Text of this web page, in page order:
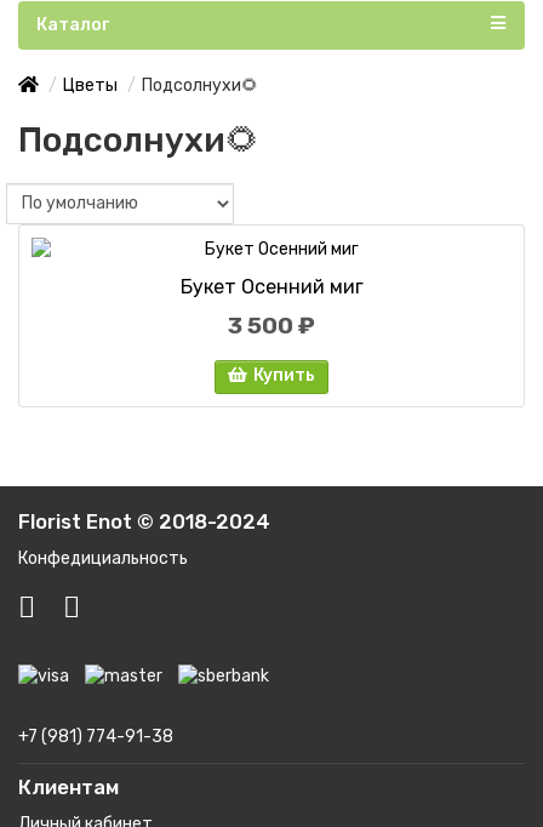
Каталог
Цветы Подсолнухи🌻
Подсолнухи🌻
Букет Осенний миг
3 500 ₽
Купить
Florist Enot © 2018-2024
Конфедициальность
+7 (981) 774-91-38
Клиентам